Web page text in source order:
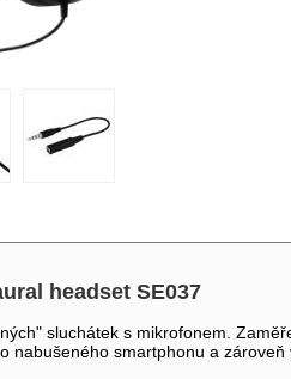
headset SE037
sluchátek s mikrofonem.
nabušeného smartphonu a